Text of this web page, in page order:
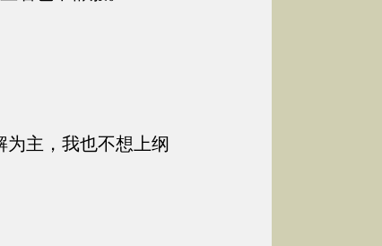
主，我也不想上纲